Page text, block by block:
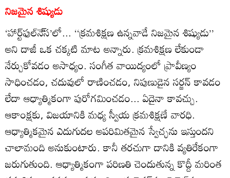
నిజమైన శిష్యుడు
‘హార్ట్‌ఫుల్‌నె్‌స’లో... ‘‘క్రమశిక్షణ ఉన్నవాడే నిజమైన శిష్యుడు’’
అని దాజీ ఒక చక్కటి మాట అన్నారు. క్రమశిక్షణ లేకుండా
నేర్చుకోవడం అసాధ్యం. సంగీత వాయిద్యంలో ప్రావీణ్యం
సాధించడం, చదువులో రాణించడం, నిపుణుడైన సర్జన్‌ కావడం
లేదా ఆధ్యాత్మికంగా పురోగమించడం... ఏదైనా కావచ్చు.
ఆకాంక్షకు, విజయానికి మధ్య స్వీయ క్రమశిక్షణే వారధి.
ఆధ్యాత్మికమైన ఎదుగుదల అపరిమితమైన స్వేచ్ఛను ఇస్తుందని
చాలామంది అనుకుంటారు. కానీ తరచుగా దానికి వ్యతిరేకంగా
జరుగుతుంది. ఆధ్యాత్మికంగా పరిణతి చెందుతున్న కొద్దీ మరింత